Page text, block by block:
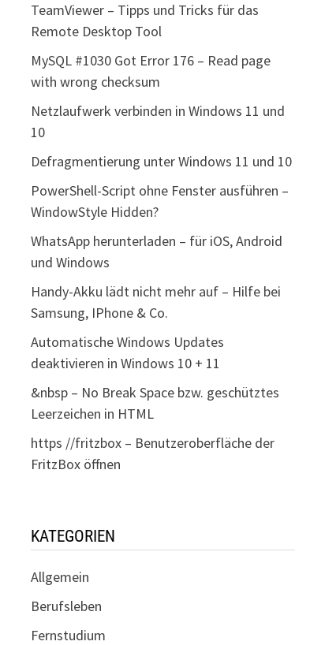
TeamViewer – Tipps und Tricks für das
Remote Desktop Tool
MySQL #1030 Got Error 176 – Read page
with wrong checksum
Netzlaufwerk verbinden in Windows 11 und
10
Defragmentierung unter Windows 11 und 10
PowerShell-Script ohne Fenster ausführen –
WindowStyle Hidden?
WhatsApp herunterladen – für iOS, Android
und Windows
Handy-Akku lädt nicht mehr auf – Hilfe bei
Samsung, IPhone & Co.
Automatische Windows Updates
deaktivieren in Windows 10 + 11
&nbsp – No Break Space bzw. geschütztes
Leerzeichen in HTML
https //fritzbox – Benutzeroberfläche der
FritzBox öffnen
KATEGORIEN
Allgemein
Berufsleben
Fernstudium